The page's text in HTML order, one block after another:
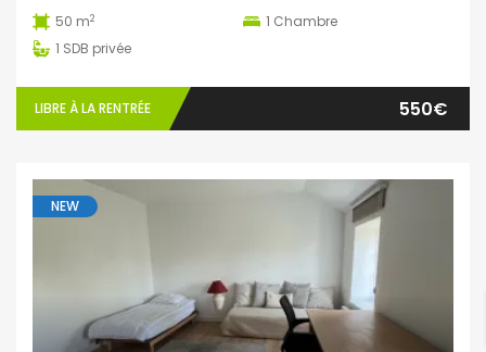
50 m2 1 Chambre
1 SDB privée
LIBRE À LA RENTRÉE 550€
NEW